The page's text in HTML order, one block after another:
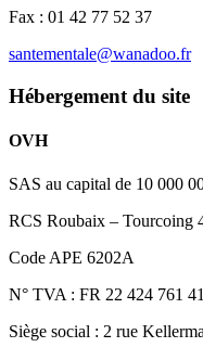
Fax : 01 42 77 52 37
santementale@wanadoo.fr
Hébergement du site
OVH
SAS au capital de 10 000
RCS Roubaix – Tourcoing
Code APE 6202A
N° TVA : FR 22 424 761
Siège social : 2 rue